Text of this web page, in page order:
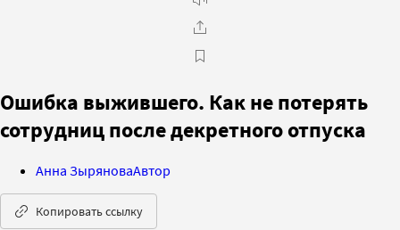
Ошибка выжившего. Как не потерять
сотрудниц после декретного отпуска
Анна ЗыряноваАвтор
Копировать ссылку